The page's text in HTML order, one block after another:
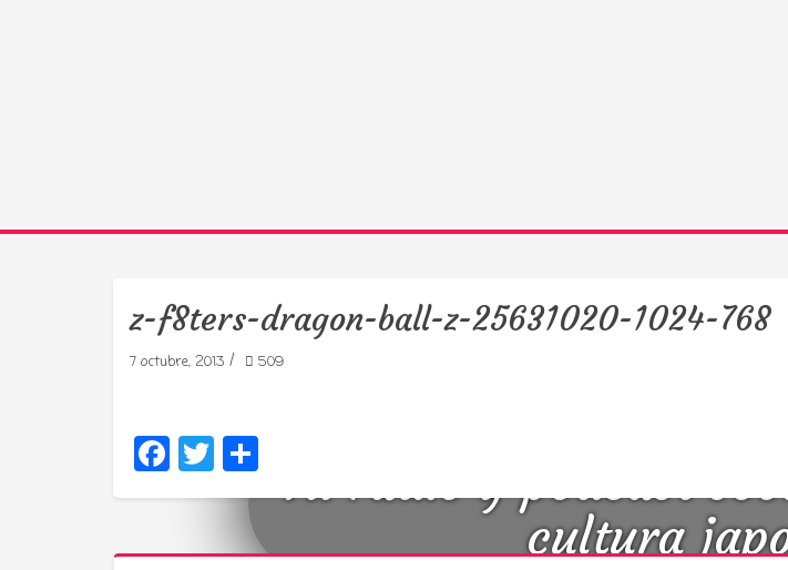
Tu radio y podcast
cultura
z-f8ters-dragon-ball-z-25631020-1024-768
7 octubre, 2013 / 509
Facebook
Twitter